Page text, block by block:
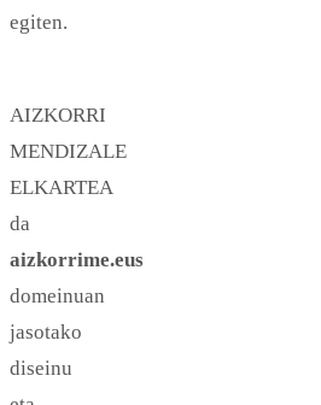
egiten.
AIZKORRI
MENDIZALE
ELKARTEA
da
aizkorrime.eus
domeinuan
jasotako
diseinu